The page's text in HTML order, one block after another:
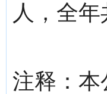
人，全
注释：本